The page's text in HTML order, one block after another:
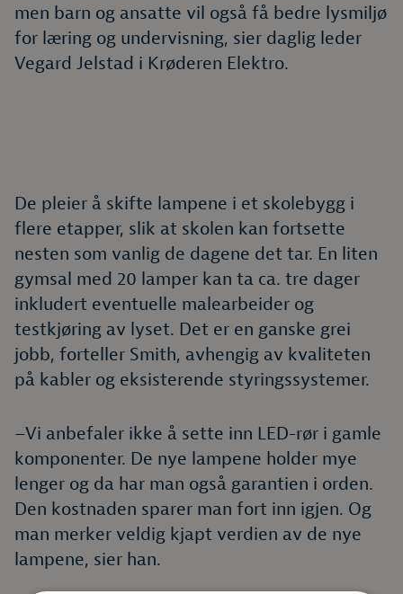
men barn og ansatte vil også få bedre lysmiljø
for læring og undervisning, sier daglig leder
Vegard Jelstad i Krøderen Elektro.
De pleier å skifte lampene i et skolebygg i
flere etapper, slik at skolen kan fortsette
nesten som vanlig de dagene det tar. En liten
gymsal med 20 lamper kan ta ca. tre dager
inkludert eventuelle malearbeider og
testkjøring av lyset. Det er en ganske grei
jobb, forteller Smith, avhengig av kvaliteten
på kabler og eksisterende styringssystemer.
–Vi anbefaler ikke å sette inn LED-rør i gamle
komponenter. De nye lampene holder mye
lenger og da har man også garantien i orden.
Den kostnaden sparer man fort inn igjen. Og
man merker veldig kjapt verdien av de nye
lampene, sier han.